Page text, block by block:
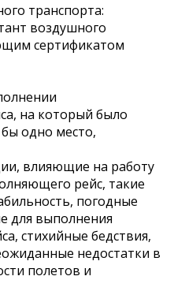
транспорта:
воздушного
сертификатом
на который было
одно место,
влияющие на работу
рейс, такие
погодные
для выполнения
стихийные бедствия,
недостатки в
полетов и